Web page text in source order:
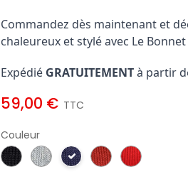
Commandez dès maintenant et
chaleureux et stylé avec Le Bonnet
Expédié GRATUITEMENTà partir
59,00 € TTC
Couleur